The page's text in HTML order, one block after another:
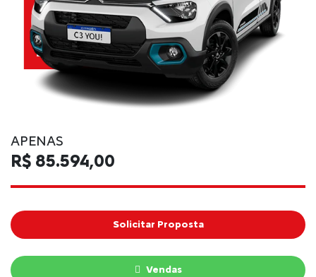
APENAS
R$ 85.594,00
Solicitar Proposta
Vendas